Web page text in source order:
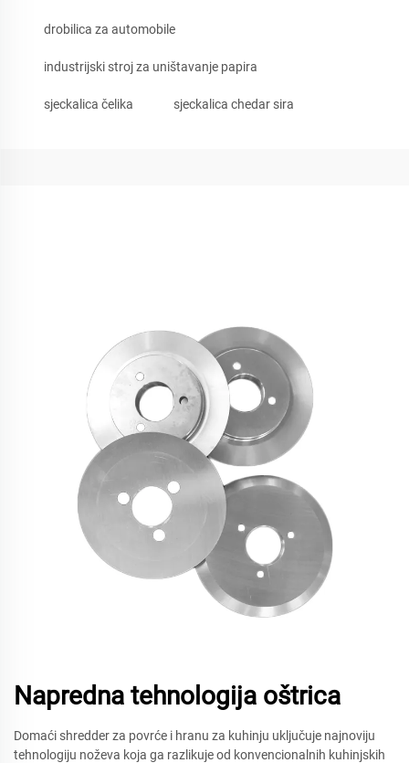
drobilica za automobile
industrijski stroj za uništavanje papira
sjeckalica čelika sjeckalica chedar sira
Napredna tehnologija oštrica
Domaći shredder za povrće i hranu za kuhinju uključuje najnoviju
tehnologiju noževa koja ga razlikuje od konvencionalnih kuhinjskih